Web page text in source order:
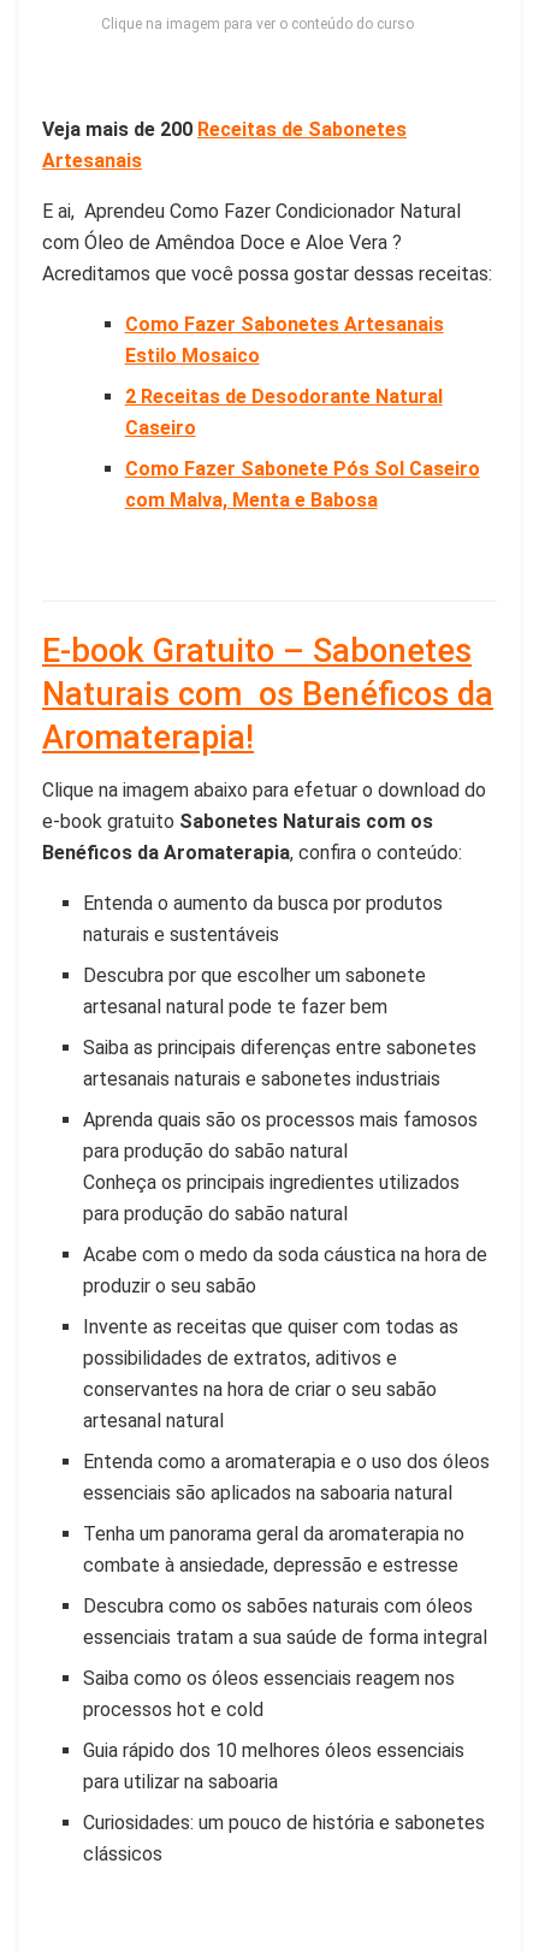
Clique na imagem para ver o conteúdo do curso
Veja mais de 200 Receitas de Sabonetes
Artesanais
E ai, Aprendeu Como Fazer Condicionador Natural
com Óleo de Amêndoa Doce e Aloe Vera ?
Acreditamos que você possa gostar dessas receitas:
Como Fazer Sabonetes Artesanais
Estilo Mosaico
2 Receitas de Desodorante Natural
Caseiro
Como Fazer Sabonete Pós Sol Caseiro
com Malva, Menta e Babosa
E-book Gratuito – Sabonetes
Naturais com os Benéficos da
Aromaterapia!
Clique na imagem abaixo para efetuar o download do
e-book gratuito Sabonetes Naturais com os
Benéficos da Aromaterapia, confira o conteúdo:
Entenda o aumento da busca por produtos
naturais e sustentáveis
Descubra por que escolher um sabonete
artesanal natural pode te fazer bem
Saiba as principais diferenças entre sabonetes
artesanais naturais e sabonetes industriais
Aprenda quais são os processos mais famosos
para produção do sabão natural
Conheça os principais ingredientes utilizados
para produção do sabão natural
Acabe com o medo da soda cáustica na hora de
produzir o seu sabão
Invente as receitas que quiser com todas as
possibilidades de extratos, aditivos e
conservantes na hora de criar o seu sabão
artesanal natural
Entenda como a aromaterapia e o uso dos óleos
essenciais são aplicados na saboaria natural
Tenha um panorama geral da aromaterapia no
combate à ansiedade, depressão e estresse
Descubra como os sabões naturais com óleos
essenciais tratam a sua saúde de forma integral
Saiba como os óleos essenciais reagem nos
processos hot e cold
Guia rápido dos 10 melhores óleos essenciais
para utilizar na saboaria
Curiosidades: um pouco de história e sabonetes
clássicos